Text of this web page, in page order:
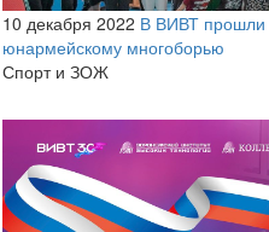
10 декабря 2022 В ВИВТ прошли
юнармейскому многоборью
Спорт и ЗОЖ